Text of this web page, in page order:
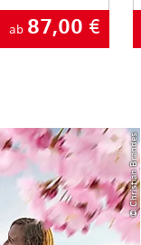
ab 87,00 €
© Christian Brandes